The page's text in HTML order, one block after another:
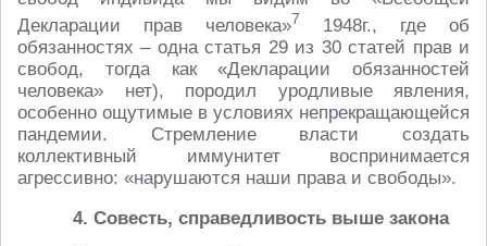
Декларации прав человека»7
1948г., где об
обязанностях – одна статья 29 из 30 статей прав и
свобод, тогда как «Декларации обязанностей
человека» нет), породил уродливые явления,
особенно ощутимые в условиях непрекращающейся
пандемии. Стремление власти создать
коллективный иммунитет воспринимается
агрессивно: «нарушаются наши права и свободы».
4. Совесть, справедливость выше закона